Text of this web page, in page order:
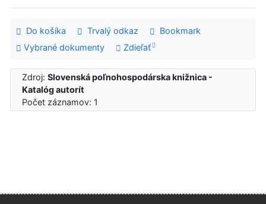
Do košíka Trvalý odkaz
Bookmark
Vybrané dokumenty
Zdieľať
Zdroj:Slovenská poľnohospodárska knižnica -
Katalóg autorít
Počet záznamov: 1